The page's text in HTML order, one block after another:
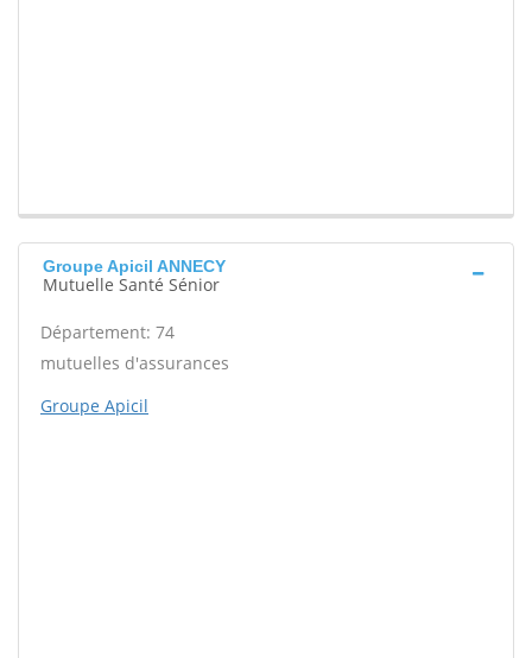
Groupe Apicil ANNECY
Mutuelle Santé Sénior
Département: 74
mutuelles d'assurances
Groupe Apicil